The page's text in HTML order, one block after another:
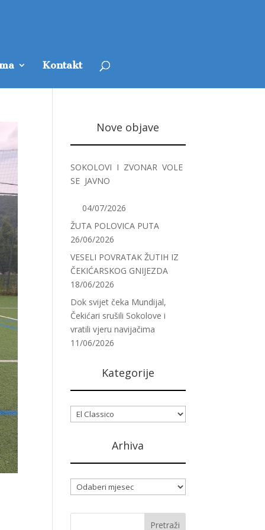
Kontakt
Nove objave
SOKOLOVI I ZVONAR VOLE
SE JAVNO
04/07/2026
ŽUTA POLOVICA PUTA
26/06/2026
VESELI POVRATAK ŽUTIH IZ
ČEKIĆARSKOG GNIJEZDA
18/06/2026
Dok svijet čeka Mundijal,
Čekićari srušili Sokolove i
vratili vjeru navijačima
11/06/2026
Kategorije
Kategorije
Arhiva
Arhiva